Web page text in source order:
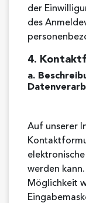
der
des
4.
a.
Auf unserer
werden
Möglichkeit